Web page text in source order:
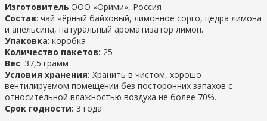
Изготовитель:ООО «Орими», Россия
Состав: чай чёрный байховый, лимонное сорго, цедра лимона
и апельсина, натуральный ароматизатор лимон.
Упаковка: коробка
Количество пакетов: 25
Вес: 37,5 грамм
Условия хранения: Хранить в чистом, хорошо
вентилируемом помещении без посторонних запахов с
относительной влажностью воздуха не более 70%.
Срок годности: 3 года